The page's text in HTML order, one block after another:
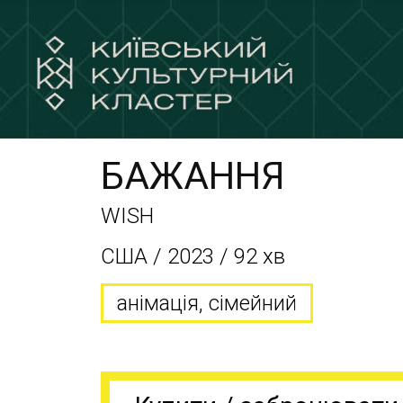
БАЖАННЯ
WISH
США / 2023 / 92 хв
анімація, сімейний